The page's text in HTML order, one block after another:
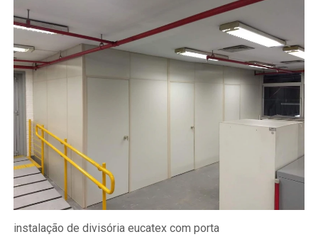
instalação de divisória eucatex com porta